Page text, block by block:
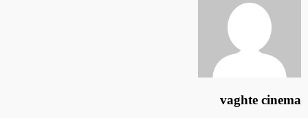
vaghte cinema